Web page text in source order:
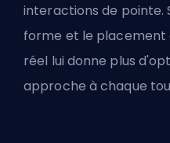
interactions de pointe.
forme et le placement
réel lui donne plus
approche à chaque